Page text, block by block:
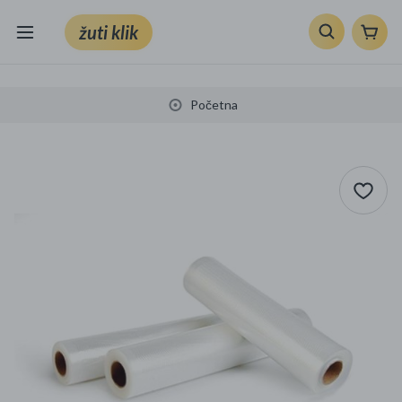
žuti klik
Sport i slobodno vrijeme
Ljepota i zdravlje
Početna